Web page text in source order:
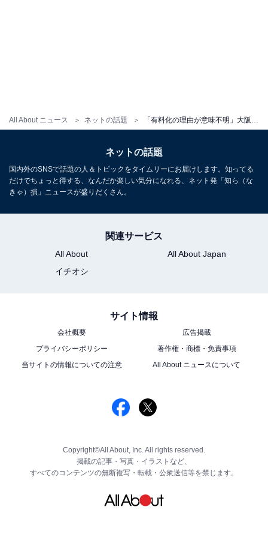
All About ニュース ネットの話題
ネットの話題
国内外のSNSで話題の人＆トピックをタイムリーにお届けします。知ってる
だけでちょっと得する、なんだか楽しい気分になれる、ネット発「知ら（な
きゃ）損」ニュースが盛りだくさん。
関連サービス
All About
All About Japan
イチオシ
サイト情報
会社概要
広告掲載
プライバシーポリシー
著作権・商標・免責事項
当サイトの情報についての注意
All About ニュースについて
Copyright©All About, Inc. All rights reserved.
掲載の記事・写真・イラストなど、
すべてのコンテンツの無断複写・転載・公衆送信等を禁じます。